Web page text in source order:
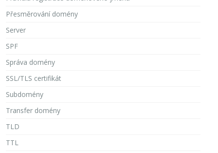
Přesměrování domény
Server
SPF
Správa domény
SSL/TLS certifikát
Subdomény
Transfer domény
TLD
TTL